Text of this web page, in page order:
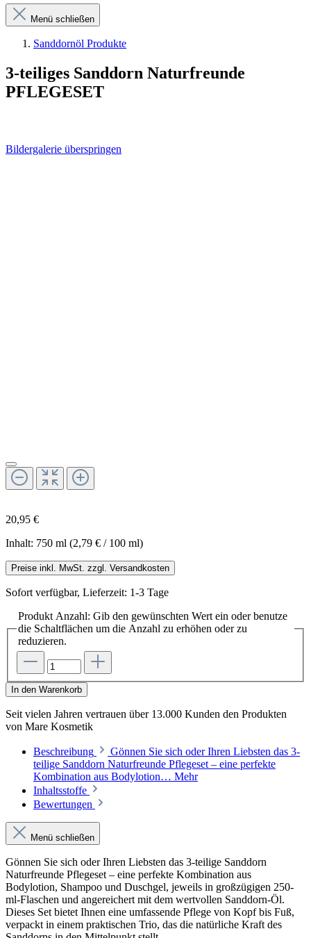
Menü schließen
Sanddornöl Produkte
3-teiliges Sanddorn Naturfreunde
PFLEGESET
Bildergalerie überspringen
20,95 €
Inhalt: 750 ml (2,79 € / 100 ml)
Preise inkl. MwSt. zzgl. Versandkosten
Sofort verfügbar, Lieferzeit: 1-3 Tage
Produkt Anzahl: Gib den gewünschten Wert ein oder benutze
die Schaltflächen um die Anzahl zu erhöhen oder zu
reduzieren.
In den Warenkorb
Seit vielen Jahren vertrauen über 13.000 Kunden den Produkten
von Mare Kosmetik
Beschreibung
Gönnen Sie sich oder Ihren Liebsten das 3-
teilige Sanddorn Naturfreunde Pflegeset – eine perfekte
Kombination aus Bodylotion… Mehr
Inhaltsstoffe
Bewertungen
Menü schließen
Gönnen Sie sich oder Ihren Liebsten das 3-teilige Sanddorn
Naturfreunde Pflegeset – eine perfekte Kombination aus
Bodylotion, Shampoo und Duschgel, jeweils in großzügigen 250-
ml-Flaschen und angereichert mit dem wertvollen Sanddorn-Öl.
Dieses Set bietet Ihnen eine umfassende Pflege von Kopf bis Fuß,
verpackt in einem praktischen Trio, das die natürliche Kraft des